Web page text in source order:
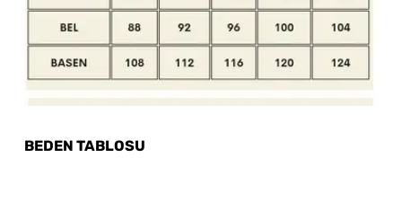
BEDEN TABLOSU